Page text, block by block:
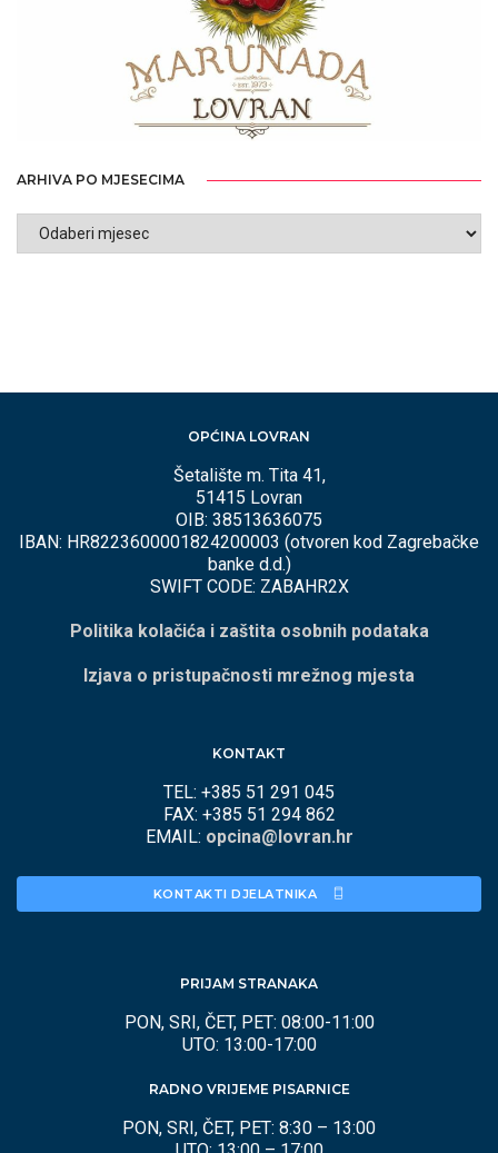
ARHIVA PO MJESECIMA
ARHIVA
OPĆINA LOVRAN
Šetalište m. Tita 41,
51415 Lovran
OIB: 38513636075
IBAN: HR8223600001824200003 (otvoren kod Zagrebačke
banke d.d.)
SWIFT CODE: ZABAHR2X
Politika kolačića i zaštita osobnih podataka
Izjava o pristupačnosti mrežnog mjesta
KONTAKT
TEL: +385 51 291 045
FAX: +385 51 294 862
EMAIL: opcina@lovran.hr
KONTAKTI DJELATNIKA
PRIJAM STRANAKA
PON, SRI, ČET, PET: 08:00-11:00
UTO: 13:00-17:00
RADNO VRIJEME PISARNICE
PON, SRI, ČET, PET: 8:30 – 13:00